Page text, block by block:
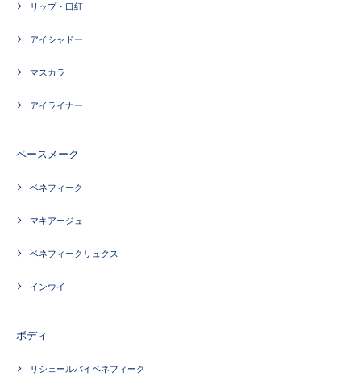
リップ・口紅
アイシャドー
マスカラ
アイライナー
ベースメーク
ベネフィーク
マキアージュ
ベネフィークリュクス
インウイ
ボディ
リシェールバイベネフィーク